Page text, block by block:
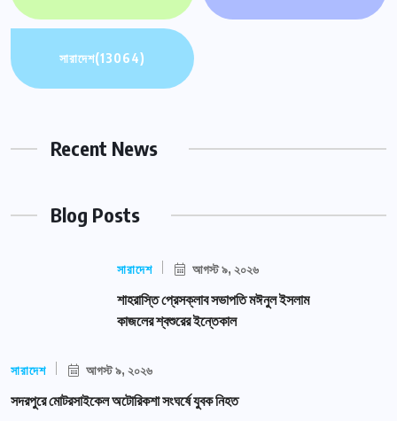
সারাদেশ(13064)
Recent News
Blog Posts
সারাদেশ আগস্ট ৯, ২০২৬
শাহরাস্তি প্রেসক্লাব সভাপতি মঈনুল ইসলাম
কাজলের শ্বশুরের ইন্তেকাল
সারাদেশ আগস্ট ৯, ২০২৬
সদরপুরে মোটরসাইকেল অটোরিকশা সংঘর্ষে যুবক নিহত